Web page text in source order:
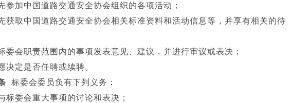
中国道路交通安全协会组织的各项活动；
中国道路交通安全协会相关标准资料和活动信息等，并享有相关的待
职责范围内的事项发表意见、建议，并进行审议或表决；
定是否任聘或续聘。
标委会委员负有下列义务：
会重大事项的讨论和表决；